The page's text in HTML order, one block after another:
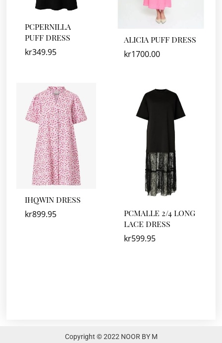
PCPERNILLA
PUFF DRESS
kr349.95
ALICIA PUFF DRESS
kr1700.00
IHQWIN DRESS
kr899.95
PCMALLE 2/4 LONG
LACE DRESS
kr599.95
Copyright © 2022 NOOR BY M